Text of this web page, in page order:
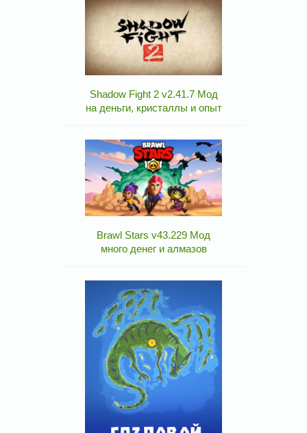
Shadow Fight 2 v2.41.7 Мод
на деньги, кристаллы и опыт
Brawl Stars v43.229 Мод
много денег и алмазов